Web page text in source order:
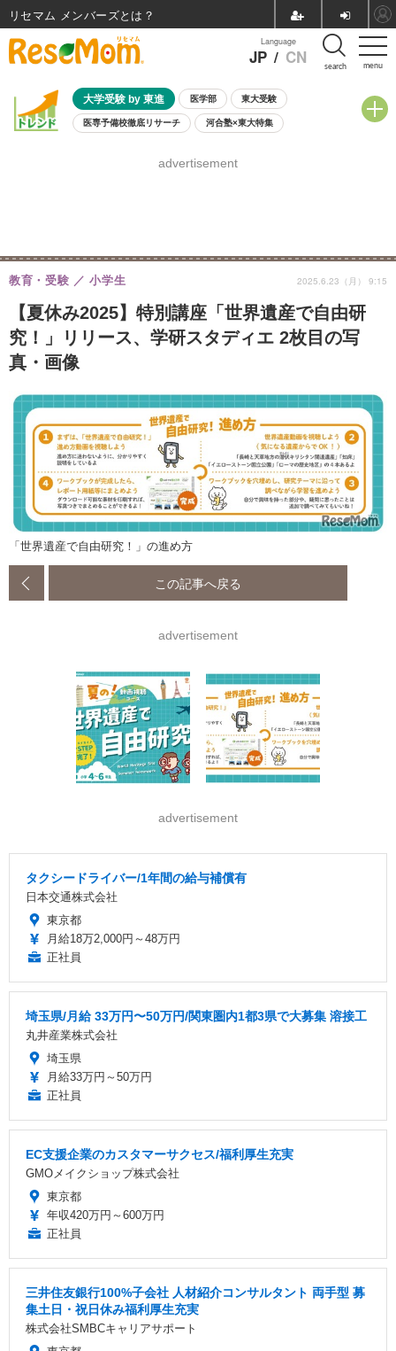
menu
Language
JP / CN search
大学受験 by 東進 医学部 東大受験
医専予備校徹底リサーチ 河合塾×東大特集
8月開催学校説明会・相談会
advertisement
【夏休み2025】特別講座「世界遺産で自由研
究！」リリース、学研スタディエ 2枚目の写
真・画像
教育・受験 小学生 2025.6.23（月） 9:15
「世界遺産で自由研究！」の進め方
この記事へ戻る
advertisement
advertisement
タクシードライバー/1年間の給与補償有
日本交通株式会社
東京都
月給18万2,000円～48万円
正社員
埼玉県/月給 33万円〜50万円/関東圏内1都3県で大募集 溶接工
丸井産業株式会社
埼玉県
月給33万円～50万円
正社員
EC支援企業のカスタマーサクセス/福利厚生充実
GMOメイクショップ株式会社
東京都
年収420万円～600万円
正社員
三井住友銀行100%子会社 人材紹介コンサルタント 両手型 募
集土日・祝日休み福利厚生充実
株式会社SMBCキャリアサポート
リセマム メンバーズ